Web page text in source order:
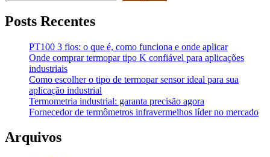
Posts Recentes
PT100 3 fios: o que é, como funciona e onde aplicar
Onde comprar termopar tipo K confiável para aplicações
industriais
Como escolher o tipo de termopar sensor ideal para sua
aplicação industrial
Termometria industrial: garanta precisão agora
Fornecedor de termômetros infravermelhos líder no mercado
Arquivos